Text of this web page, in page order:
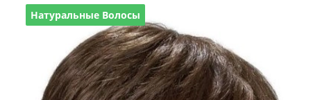
Натуральные Волосы